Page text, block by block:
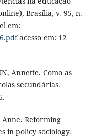
Brasília, v. 95, n.
em:
acesso em: 12
Annette. Como as
secundárias.
Anne. Reforming
in policy sociology.